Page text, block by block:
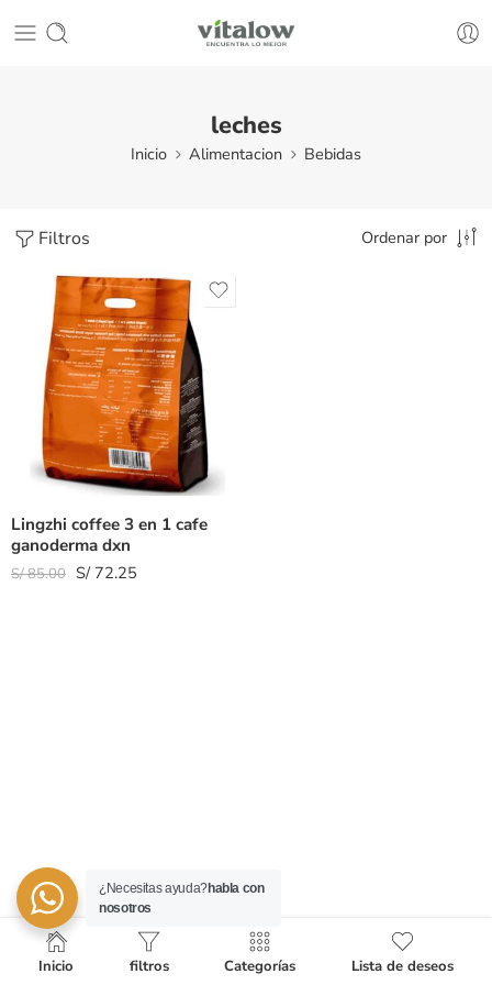
leches
Inicio Alimentacion Bebidas
Filtros Ordenar por
Lingzhi coffee 3 en 1 cafe
ganoderma dxn
S/85.00 S/72.25
Inicio filtros Categorías Lista de deseos
¿Necesitas ayuda?habla con
nosotros